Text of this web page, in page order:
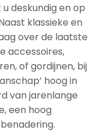
deskundig en op
klassieke en
over de laatste
accessoires,
of gordijnen, bij
hoog in
van jarenlange
een hoog